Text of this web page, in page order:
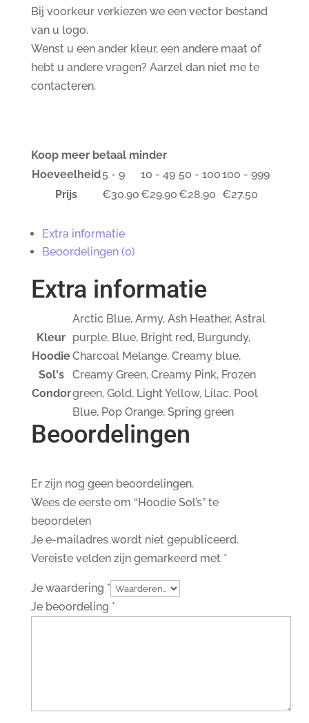
Bij voorkeur verkiezen we een vector bestand
van u logo.
Wenst u een ander kleur, een andere maat of
hebt u andere vragen? Aarzel dan niet me te
contacteren.
Koop meer betaal minder
Hoeveelheid5 - 9 10 - 49 50 - 100100 - 999
Prijs
€30.90€29.90€28.90 €27.50
Extra informatie
Beoordelingen (0)
Extra informatie
Kleur
Hoodie
Sol's
Condor
Arctic Blue, Army, Ash Heather, Astral
purple, Blue, Bright red, Burgundy,
Charcoal Melange, Creamy blue,
Creamy Green, Creamy Pink, Frozen
green, Gold, Light Yellow, Lilac, Pool
Blue, Pop Orange, Spring green
Beoordelingen
Er zijn nog geen beoordelingen.
Wees de eerste om “Hoodie Sol’s” te
beoordelen
Je e-mailadres wordt niet gepubliceerd.
Vereiste velden zijn gemarkeerd met *
Je waardering *
Je beoordeling *